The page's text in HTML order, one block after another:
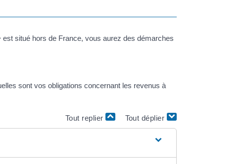
situé hors de France, vous aurez des démarches
sont vos obligations concernant les revenus à
Tout replier Tout déplier